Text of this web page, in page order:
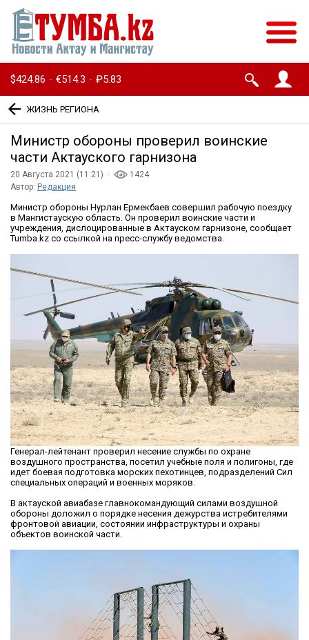
$424.86 · €514.3 · ₽5.83
ЖИЗНЬ РЕГИОНА
Министр обороны проверил воинские
части Актауского гарнизона
20 Августа 2021 (11:21) ·
1424
Автор: Редакция
Министр обороны Нурлан Ермекбаев совершил рабочую поездку
в Мангистаускую область. Он проверил воинские части и
учреждения, дислоцированные в Актауском гарнизоне, сообщает
Tumba.kz со ссылкой на пресс-службу ведомства.
Генерал-лейтенант проверил несение службы по охране
воздушного пространства, посетил учебные поля и полигоны, где
идет боевая подготовка морских пехотинцев, подразделений Сил
специальных операций и военных моряков.
В актауской авиабазе главнокомандующий силами воздушной
обороны доложил о порядке несения дежурства истребителями
фронтовой авиации, состоянии инфраструктуры и охраны
объектов воинской части.